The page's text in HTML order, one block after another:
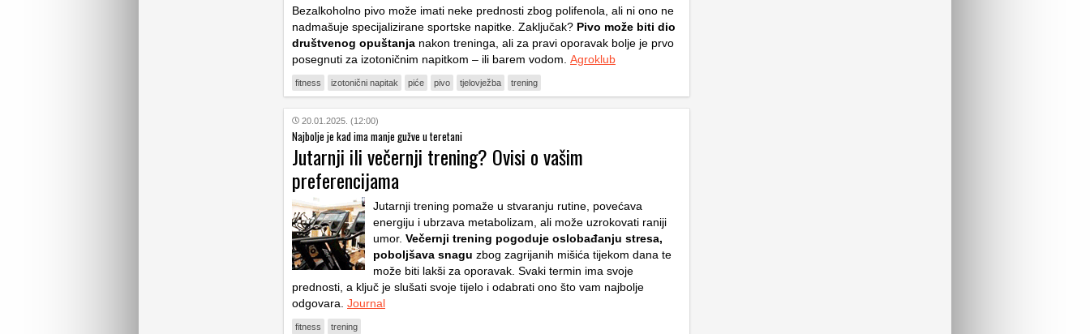
Bezalkoholno pivo može imati neke prednosti zbog polifenola, ali ni ono ne
nadmašuje specijalizirane sportske napitke. Zaključak? Pivo može biti dio
društvenog opuštanja nakon treninga, ali za pravi oporavak bolje je prvo
posegnuti za izotoničnim napitkom – ili barem vodom. Agroklub
fitness izotonični napitak piće pivo tjelovježba trening
20.01.2025. (12:00)
Najbolje je kad ima manje gužve u teretani
Jutarnji ili večernji trening? Ovisi o vašim
preferencijama
Jutarnji trening pomaže u stvaranju rutine, povećava
energiju i ubrzava metabolizam, ali može uzrokovati raniji
umor. Večernji trening pogoduje oslobađanju stresa,
poboljšava snagu zbog zagrijanih mišića tijekom dana te
može biti lakši za oporavak. Svaki termin ima svoje
prednosti, a ključ je slušati svoje tijelo i odabrati ono što vam najbolje
odgovara. Journal
fitness trening